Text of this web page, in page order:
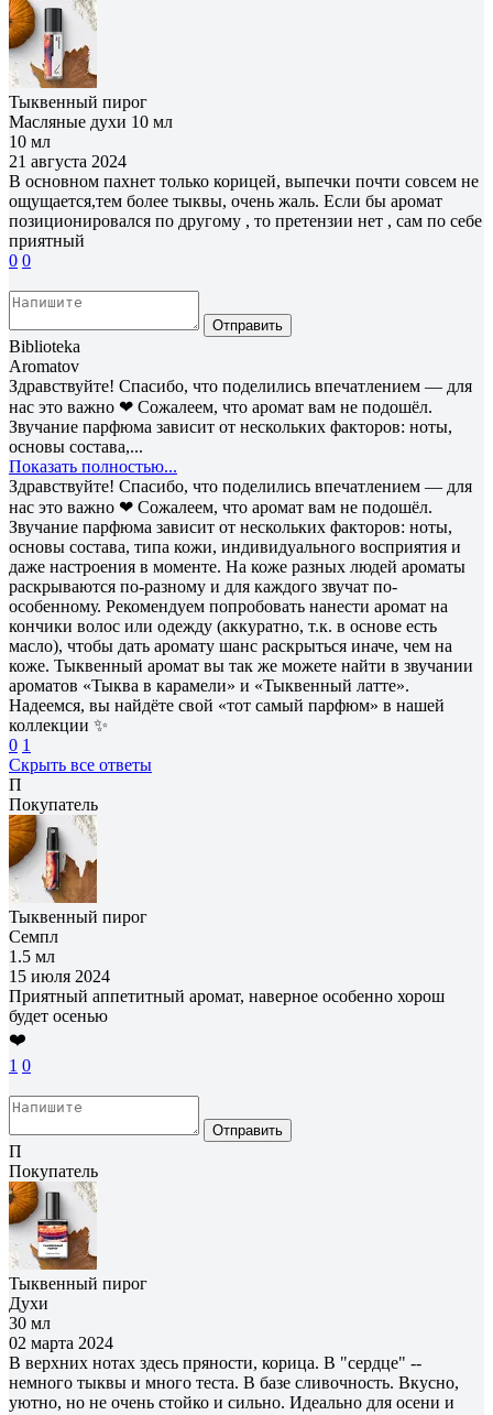
Тыквенный пирог
Масляные духи 10 мл
10 мл
21 августа 2024
В основном пахнет только корицей, выпечки почти совсем не
ощущается,тем более тыквы, очень жаль. Если бы аромат
позиционировался по другому , то претензии нет , сам по себе
приятный
0 0
Отправить
Biblioteka
Aromatov
Здравствуйте! Спасибо, что поделились впечатлением — для
нас это важно ❤ Сожалеем, что аромат вам не подошёл.
Звучание парфюма зависит от нескольких факторов: ноты,
основы состава,...
Показать полностью...
Здравствуйте! Спасибо, что поделились впечатлением — для
нас это важно ❤ Сожалеем, что аромат вам не подошёл.
Звучание парфюма зависит от нескольких факторов: ноты,
основы состава, типа кожи, индивидуального восприятия и
даже настроения в моменте. На коже разных людей ароматы
раскрываются по-разному и для каждого звучат по-
особенному. Рекомендуем попробовать нанести аромат на
кончики волос или одежду (аккуратно, т.к. в основе есть
масло), чтобы дать аромату шанс раскрыться иначе, чем на
коже. Тыквенный аромат вы так же можете найти в звучании
ароматов «Тыква в карамели» и «Тыквенный латте».
Надеемся, вы найдёте свой «тот самый парфюм» в нашей
коллекции ✨
0 1
Скрыть все ответы
П
Покупатель
Тыквенный пирог
Семпл
1.5 мл
15 июля 2024
Приятный аппетитный аромат, наверное особенно хорош
будет осенью
❤️
1 0
Отправить
П
Покупатель
Тыквенный пирог
Духи
30 мл
02 марта 2024
В верхних нотах здесь пряности, корица. В "сердце" --
немного тыквы и много теста. В базе сливочность. Вкусно,
уютно, но не очень стойко и сильно. Идеально для осени и